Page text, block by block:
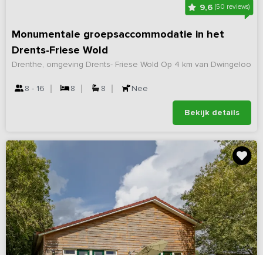
9,6 (50 reviews)
Monumentale groepsaccommodatie in het
Drents-Friese Wold
Op 4 km van Dwingeloo
Drenthe, omgeving Drents- Friese Wold
8 - 16 8 8 Nee
Bekijk details